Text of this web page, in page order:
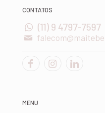
CONTATOS
(11) 9 4797-7597
MENU